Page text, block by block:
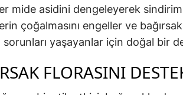
mide asidini dengeleyerek sindirimi
çoğalmasını engeller ve
yaşayanlar için doğal bir
FLORASINI